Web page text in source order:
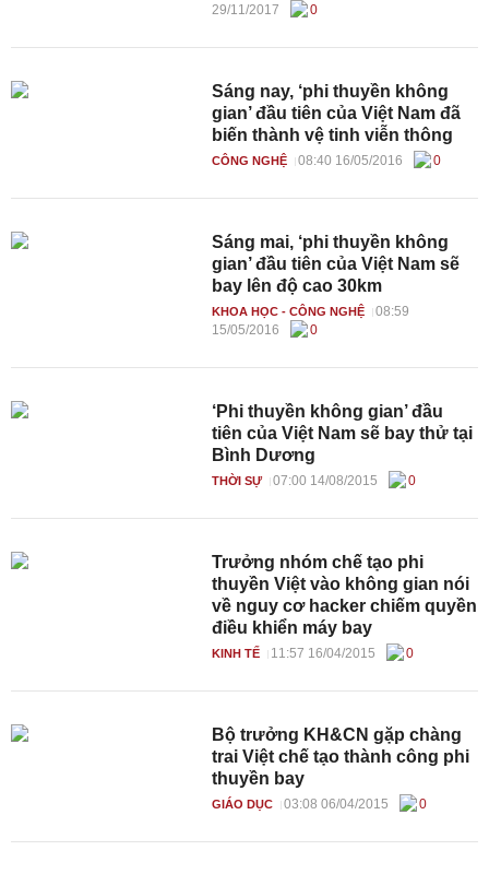
29/11/2017
0
Sáng nay, ‘phi thuyền không
gian’ đầu tiên của Việt Nam đã
biến thành vệ tinh viễn thông
CÔNG NGHỆ 08:40 16/05/2016 0
Sáng mai, ‘phi thuyền không
gian’ đầu tiên của Việt Nam sẽ
bay lên độ cao 30km
KHOA HỌC - CÔNG NGHỆ
08:59
15/05/2016
0
‘Phi thuyền không gian’ đầu
tiên của Việt Nam sẽ bay thử tại
Bình Dương
THỜI SỰ 07:00 14/08/2015 0
Trưởng nhóm chế tạo phi
thuyền Việt vào không gian nói
về nguy cơ hacker chiếm quyền
điều khiển máy bay
KINH TẾ 11:57 16/04/2015 0
Bộ trưởng KH&CN gặp chàng
trai Việt chế tạo thành công phi
thuyền bay
GIÁO DỤC 03:08 06/04/2015 0